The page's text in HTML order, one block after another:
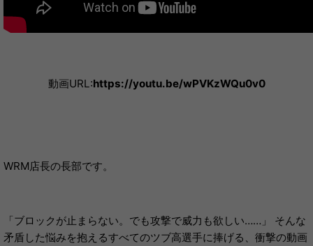
動画URL:https://youtu.be/wPVKzWQu0v0
WRM店長の長部です。
「ブロックが止まらない。でも攻撃で威力も欲しい……」 そんな
矛盾した悩みを抱えるすべてのツブ高選手に捧げる、衝撃の動画